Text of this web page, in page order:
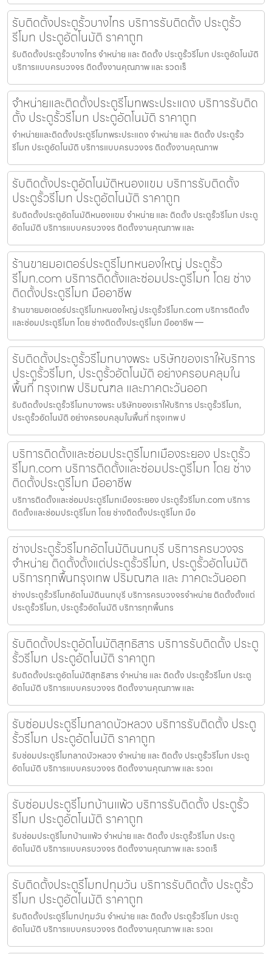
รับติดตั้งประตูรั้วบางไทร บริการรับติดตั้ง ประตูรั้ว
รีโมท ประตูอัตโนมัติ ราคาถูก
รับติดตั้งประตูรั้วบางไทร จำหน่าย และ ติดตั้ง ประตูรั้วรีโมท ประตูอัตโนมัติ
บริการแบบครบวงจร ติดตั้งงานคุณภาพ และ รวดเร็
จำหน่ายและติดตั้งประตูรีโมทพระประแดง บริการรับติด
ตั้ง ประตูรั้วรีโมท ประตูอัตโนมัติ ราคาถูก
จำหน่ายและติดตั้งประตูรีโมทพระประแดง จำหน่าย และ ติดตั้ง ประตูรั้ว
รีโมท ประตูอัตโนมัติ บริการแบบครบวงจร ติดตั้งงานคุณภาพ
รับติดตั้งประตูอัตโนมัติหนองแขม บริการรับติดตั้ง
ประตูรั้วรีโมท ประตูอัตโนมัติ ราคาถูก
รับติดตั้งประตูอัตโนมัติหนองแขม จำหน่าย และ ติดตั้ง ประตูรั้วรีโมท ประตู
อัตโนมัติ บริการแบบครบวงจร ติดตั้งงานคุณภาพ และ
ร้านขายมอเตอร์ประตูรีโมทหนองใหญ่ ประตูรั้ว
รีโมท.com บริการติดตั้งและซ่อมประตูรีโมท โดย ช่าง
ติดตั้งประตูรีโมท มืออาชีพ
ร้านขายมอเตอร์ประตูรีโมทหนองใหญ่ ประตูรั้วรีโมท.com บริการติดตั้ง
และซ่อมประตูรีโมท โดย ช่างติดตั้งประตูรีโมท มืออาชีพ —
รับติดตั้งประตูรั้วรีโมทบางพระ บริษัทของเราให้บริการ
ประตูรั้วรีโมท, ประตูรั้วอัตโนมัติ อย่างครอบคลุมใน
พื้นที่ กรุงเทพ ปริมณฑล และภาคตะวันออก
รับติดตั้งประตูรั้วรีโมทบางพระ บริษัทของเราให้บริการ ประตูรั้วรีโมท,
ประตูรั้วอัตโนมัติ อย่างครอบคลุมในพื้นที่ กรุงเทพ ป
บริการติดตั้งและซ่อมประตูรีโมทเมืองระยอง ประตูรั้ว
รีโมท.com บริการติดตั้งและซ่อมประตูรีโมท โดย ช่าง
ติดตั้งประตูรีโมท มืออาชีพ
บริการติดตั้งและซ่อมประตูรีโมทเมืองระยอง ประตูรั้วรีโมท.com บริการ
ติดตั้งและซ่อมประตูรีโมท โดย ช่างติดตั้งประตูรีโมท มือ
ช่างประตูรั้วรีโมทอัตโนมัตินนทบุรี บริการครบวงจร
จำหน่าย ติดตั้งตั้งแต่ประตูรั้วรีโมท, ประตูรั้วอัตโนมัติ
บริการทุกพื้นกรุงเทพ ปริมณฑล และ ภาคตะวันออก
ช่างประตูรั้วรีโมทอัตโนมัตินนทบุรี บริการครบวงจรจำหน่าย ติดตั้งตั้งแต่
ประตูรั้วรีโมท, ประตูรั้วอัตโนมัติ บริการทุกพื้นกร
รับติดตั้งประตูอัตโนมัติสุทธิสาร บริการรับติดตั้ง ประตู
รั้วรีโมท ประตูอัตโนมัติ ราคาถูก
รับติดตั้งประตูอัตโนมัติสุทธิสาร จำหน่าย และ ติดตั้ง ประตูรั้วรีโมท ประตู
อัตโนมัติ บริการแบบครบวงจร ติดตั้งงานคุณภาพ และ
รับซ่อมประตูรีโมทลาดบัวหลวง บริการรับติดตั้ง ประตู
รั้วรีโมท ประตูอัตโนมัติ ราคาถูก
รับซ่อมประตูรีโมทลาดบัวหลวง จำหน่าย และ ติดตั้ง ประตูรั้วรีโมท ประตู
อัตโนมัติ บริการแบบครบวงจร ติดตั้งงานคุณภาพ และ รวดเ
รับซ่อมประตูรีโมทบ้านแพ้ว บริการรับติดตั้ง ประตูรั้ว
รีโมท ประตูอัตโนมัติ ราคาถูก
รับซ่อมประตูรีโมทบ้านแพ้ว จำหน่าย และ ติดตั้ง ประตูรั้วรีโมท ประตู
อัตโนมัติ บริการแบบครบวงจร ติดตั้งงานคุณภาพ และ รวดเร็
รับติดตั้งประตูรีโมทปทุมวัน บริการรับติดตั้ง ประตูรั้ว
รีโมท ประตูอัตโนมัติ ราคาถูก
รับติดตั้งประตูรีโมทปทุมวัน จำหน่าย และ ติดตั้ง ประตูรั้วรีโมท ประตู
อัตโนมัติ บริการแบบครบวงจร ติดตั้งงานคุณภาพ และ รวดเ